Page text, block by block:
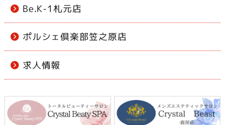
Be.K-1札元店
ポルシェ倶楽部笠之原店
求人情報